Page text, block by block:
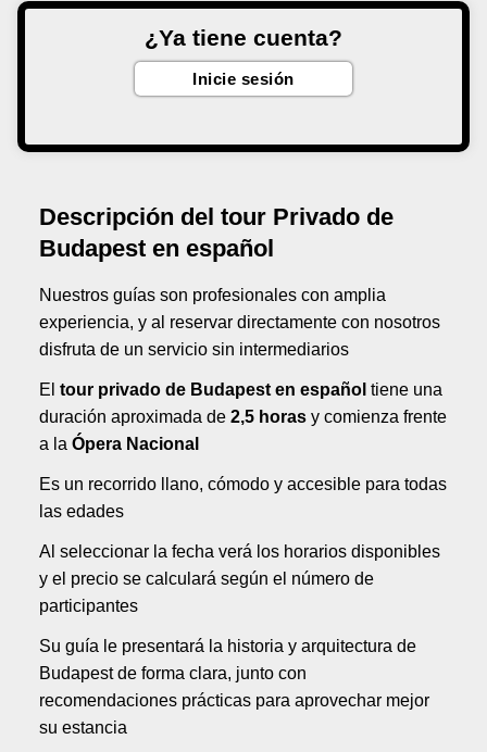
¿Ya tiene cuenta?
Inicie sesión
Descripción del tour Privado de
Budapest en español
Nuestros guías son profesionales con amplia
experiencia, y al reservar directamente con nosotros
disfruta de un servicio sin intermediarios
El tour privado de Budapest en español tiene una
duración aproximada de 2,5 horasy comienza frente
a la Ópera Nacional
Es un recorrido llano, cómodo y accesible para todas
las edades
Al seleccionar la fecha verá los horarios disponibles
y el precio se calculará según el número de
participantes
Su guía le presentará la historia y arquitectura de
Budapest de forma clara, junto con
recomendaciones prácticas para aprovechar mejor
su estancia